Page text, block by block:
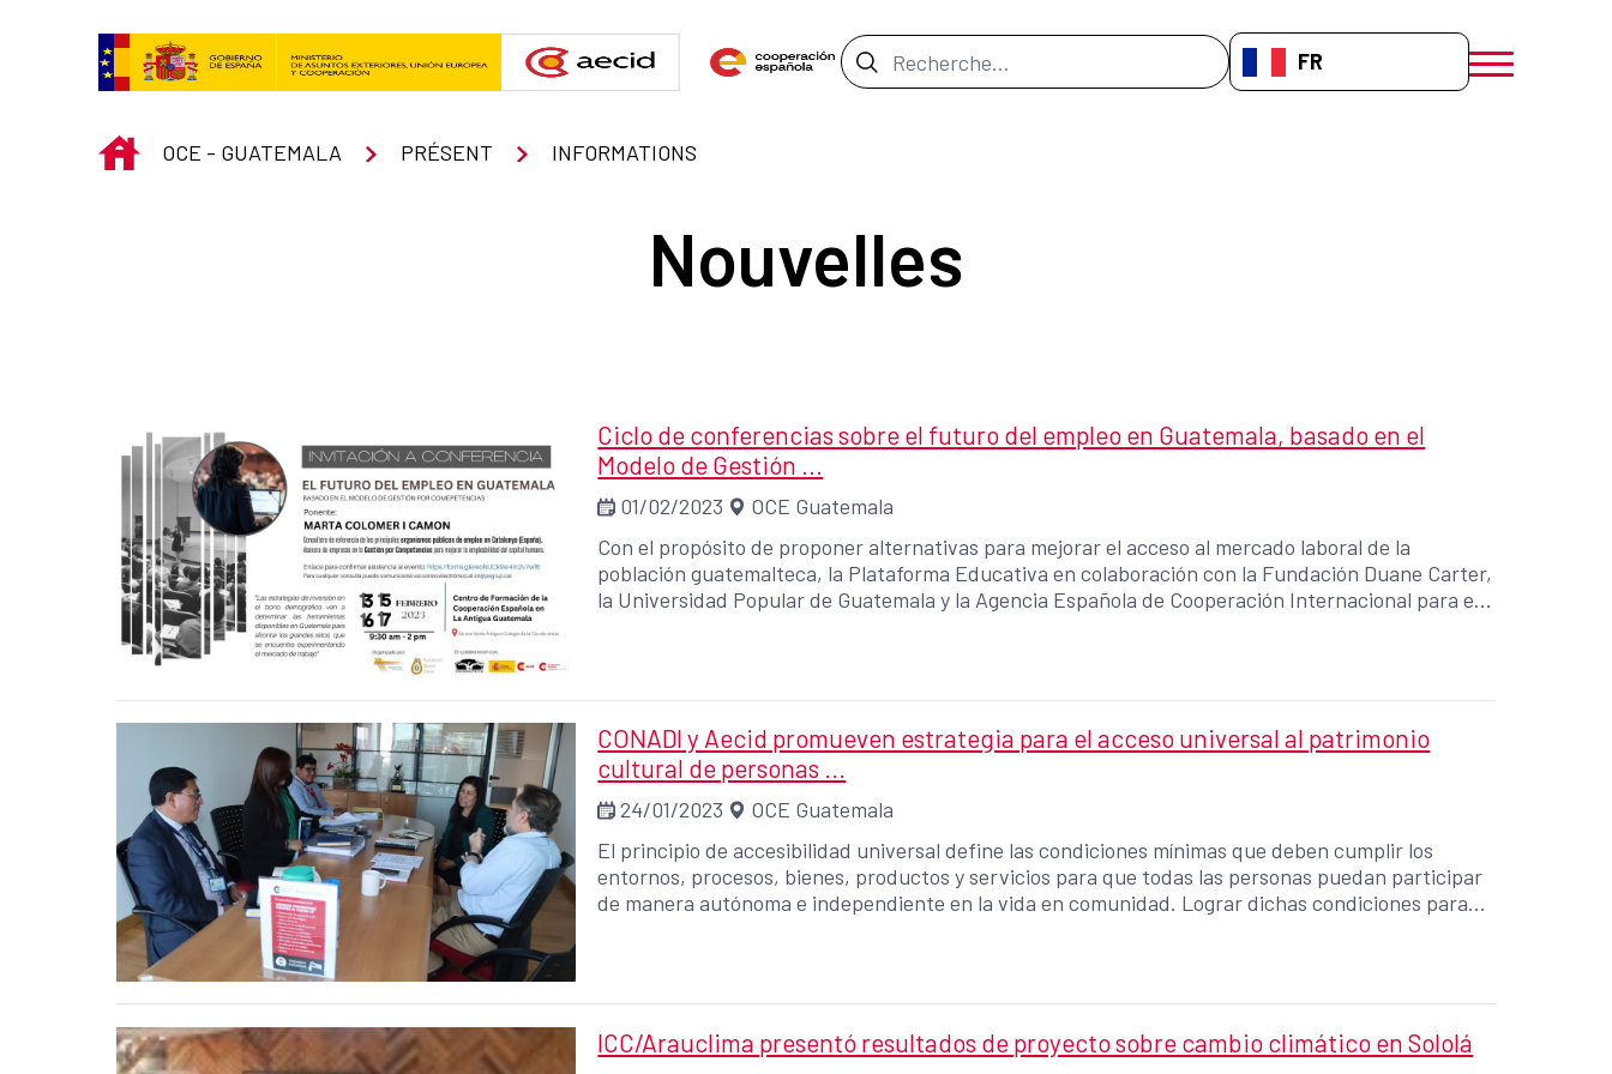
Barre de recherche FR-FR
menú móvil
INICIO
OCE - GUATEMALA PRÉSENT INFORMATIONS
Nouvelles
Ciclo de conferencias sobre el futuro del empleo en Guatemala, basado en el
Modelo de Gestión ...
01/02/2023
OCE Guatemala
Con el propósito de proponer alternativas para mejorar el acceso al mercado laboral de la
población guatemalteca, la Plataforma Educativa en colaboración con la Fundación Duane Carter,
la Universidad Popular de Guatemala y la Agencia Española de Cooperación Internacional para el
CONADI y Aecid promueven estrategia para el acceso universal al patrimonio
cultural de personas ...
24/01/2023
OCE Guatemala
El principio de accesibilidad universal define las condiciones mínimas que deben cumplir los
entornos, procesos, bienes, productos y servicios para que todas las personas puedan participar
de manera autónoma e independiente en la vida en comunidad. Lograr dichas condiciones para
ICC/Arauclima presentó resultados de proyecto sobre cambio climático en Sololá